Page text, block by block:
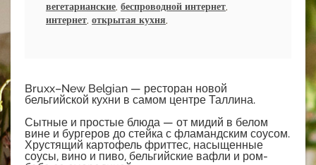
вегетарианские, беспроводной интернет,
интернет, открытая кухня,
Bruxx–New Belgian — ресторан новой
бельгийской кухни в самом центре Таллина.
Сытные и простые блюда — от мидий в белом
вине и бургеров до стейка с фламандским соусом.
Хрустящий картофель фриттес, насыщенные
соусы, вино и пиво, бельгийские вафли и ром-